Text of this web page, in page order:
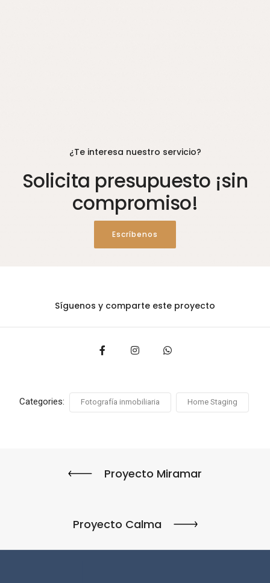
¿Te interesa nuestro servicio?
Solicita presupuesto ¡sin
compromiso!
Escríbenos
Síguenos y comparte este proyecto
Categories: Fotografía inmobiliaria Home Staging
Proyecto Miramar
Proyecto Calma